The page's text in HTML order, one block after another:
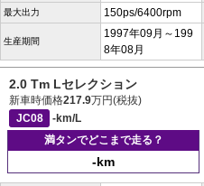
最大出力 150ps/6400rpm
生産期間
1997年09月～199
8年08月
2.0 Tm Lセレクション
新車時価格217.9万円(税抜)
JC08
-km/L
満タンでどこまで走る？
-km